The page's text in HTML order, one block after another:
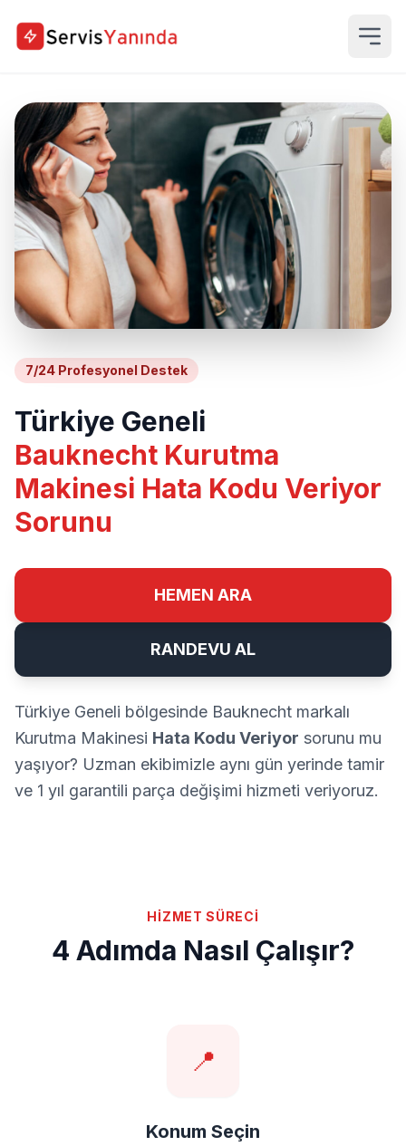
7/24 Profesyonel Destek
Türkiye Geneli
Bauknecht Kurutma
Makinesi Hata Kodu Veriyor
Sorunu
HEMEN ARA
RANDEVU AL
Türkiye Geneli bölgesinde Bauknecht markalı
Kurutma Makinesi Hata Kodu Veriyor sorunu mu
yaşıyor? Uzman ekibimizle aynı gün yerinde tamir
ve 1 yıl garantili parça değişimi hizmeti veriyoruz.
HİZMET SÜRECİ
4 Adımda Nasıl Çalışır?
📍
Konum Seçin